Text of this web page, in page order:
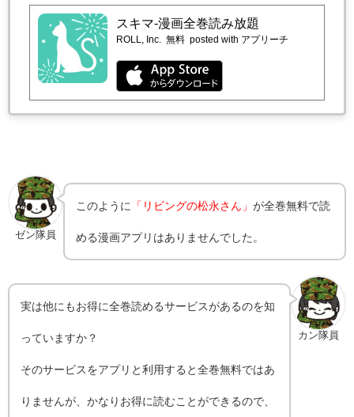
スキマ-漫画全巻読み放題
ROLL, Inc. 無料 posted with アプリーチ
ゼン隊員
このように 「リビングの松永さん」が全巻無料で読
める漫画アプリはありませんでした。
カン隊員
実は他にもお得に全巻読めるサービスがあるのを知
っていますか？
そのサービスをアプリと利用すると全巻無料ではあ
りませんが、かなりお得に読むことができるので、